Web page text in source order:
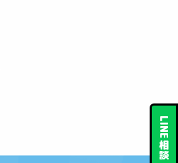
LINE
相
談